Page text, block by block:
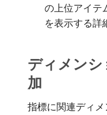
の上位アイテ
を表示する詳
ディメン
加
指標に関連ディ